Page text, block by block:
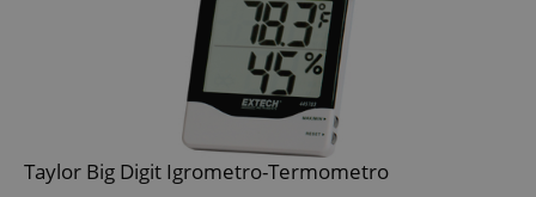
Taylor Big Digit Igrometro-Termometro